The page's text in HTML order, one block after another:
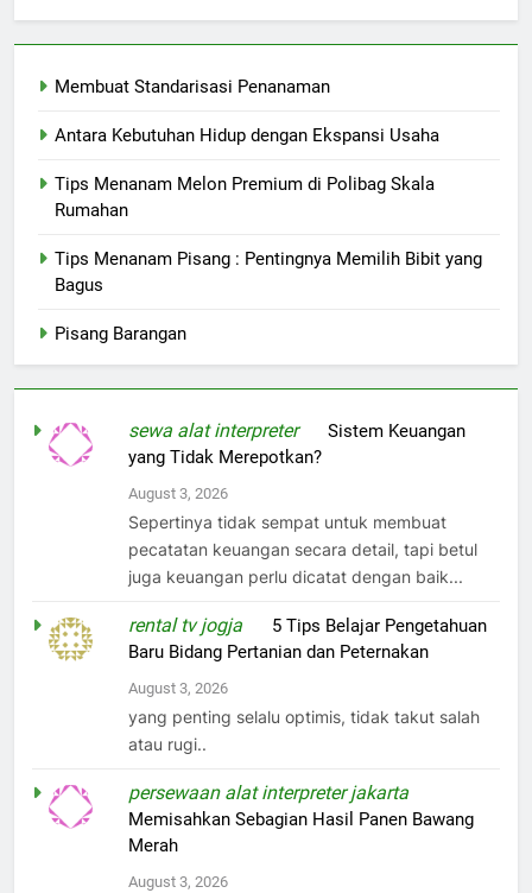
Membuat Standarisasi Penanaman
Antara Kebutuhan Hidup dengan Ekspansi Usaha
Tips Menanam Melon Premium di Polibag Skala
Rumahan
Tips Menanam Pisang : Pentingnya Memilih Bibit yang
Bagus
Pisang Barangan
sewa alat interpreteronSistem Keuangan
yang Tidak Merepotkan?
August 3, 2026
Sepertinya tidak sempat untuk membuat
pecatatan keuangan secara detail, tapi betul
juga keuangan perlu dicatat dengan baik...
rental tv jogja
5 Tips Belajar Pengetahuan
Baru Bidang Pertanian dan Peternakan
August 3, 2026
yang penting selalu optimis, tidak takut salah
atau rugi..
persewaan alat interpreter jakarta
Memisahkan Sebagian Hasil Panen Bawang
Merah
August 3, 2026